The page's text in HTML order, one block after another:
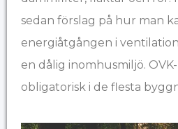
sedan förslag på hur man
energiåtgången i
en dålig inomhusmiljö.
obligatorisk i de flesta